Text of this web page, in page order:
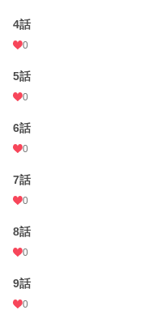
4話
0
5話
0
6話
0
7話
0
8話
0
9話
0